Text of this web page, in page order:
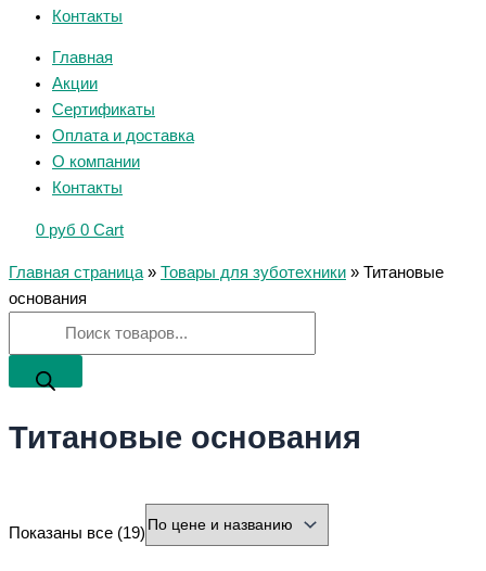
Контакты
Главная
Акции
Сертификаты
Оплата и доставка
О компании
Контакты
0 руб 0 Cart
Главная страница » Товары для зуботехники » Титановые
основания
Титановые основания
минимальная цена максимальная цена
Показаны все (19)